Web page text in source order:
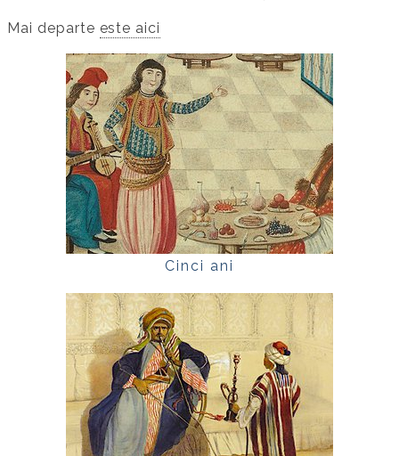
Mai departe este aici
Cinci ani